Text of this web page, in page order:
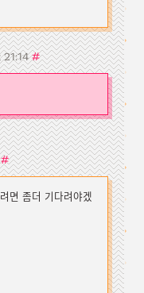
21:14#
#
면 좀더 기다려야겠